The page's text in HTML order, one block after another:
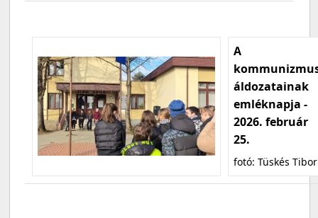
A
áldozatainak
emléknapja -
2026. február
25.
fotó: Tüskés Tibor